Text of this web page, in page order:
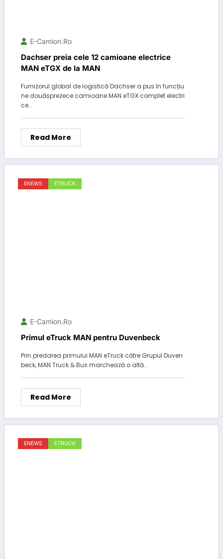
E-Camion.ro
Dachser preia cele 12 camioane electrice
MAN eTGX de la MAN
Furnizorul global de logistică Dachser a pus în funcțiu
ne douăsprezece camioane MAN eTGX complet electri
ce…
Read More
ENEWS ETRUCK
E-Camion.ro
Primul eTruck MAN pentru Duvenbeck
Prin predarea primului MAN eTruck către Grupul Duven
beck, MAN Truck & Bus marchează o altă…
Read More
ENEWS ETRUCK